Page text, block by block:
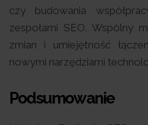
czy budowania
zespołami SEO. Wspólny
zmian i umiejętność
nowymi narzędziami
Podsumowanie